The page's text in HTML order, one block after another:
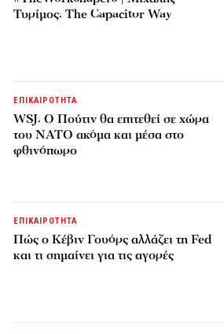
Τυρίμος: The Capacitor Way
ΕΠΙΚΑΙΡΟΤΗΤΑ
WSJ: Ο Πούτιν θα επιτεθεί σε χώρα
του ΝΑΤΟ ακόμα και μέσα στο
φθινόπωρο
ΕΠΙΚΑΙΡΟΤΗΤΑ
Πώς ο Κέβιν Γουόρς αλλάζει τη Fed
και τι σημαίνει για τις αγορές